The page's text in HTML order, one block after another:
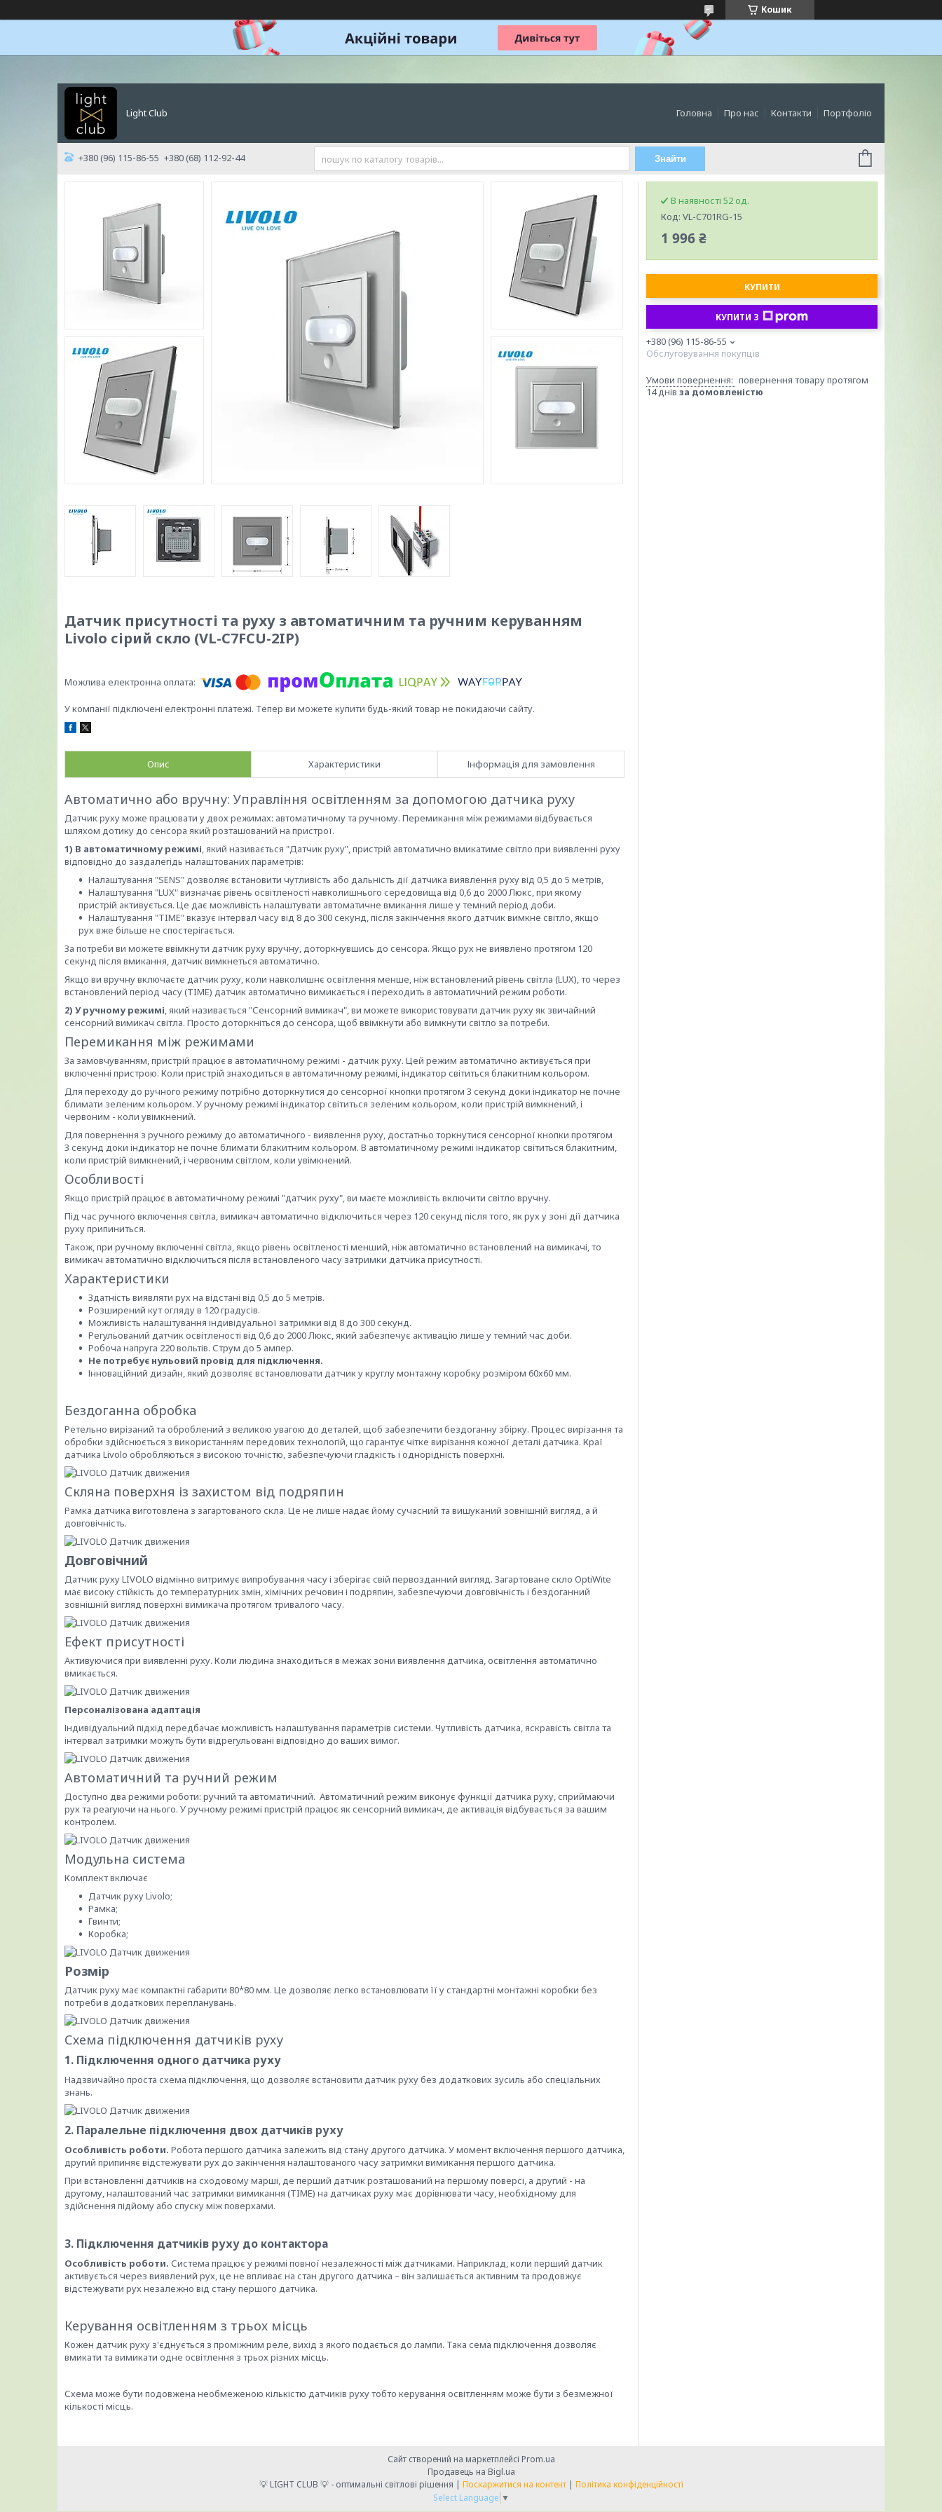
Кошик
Light Club Головна Про нас Контакти Портфоліо
+380 (96) 115-86-55 +380 (68) 112-92-44 Знайти
Датчик присутності та руху з автоматичним та ручним керуванням
Livolo сірий скло (VL-C7FCU-2IP)
У компанії підключені електронні платежі. Тепер ви можете купити будь-який товар не покидаючи сайту.
Опис Характеристики Інформація для замовлення
Автоматично або вручну: Управління освітленням за допомогою датчика руху
Датчик руху може працювати у двох режимах: автоматичному та ручному. Перемикання між режимами відбувається
шляхом дотику до сенсора який розташований на пристрої.
1) В автоматичному режимі, який називається "Датчик руху", пристрій автоматично вмикатиме світло при виявленні руху
відповідно до заздалегідь налаштованих параметрів:
Налаштування "SENS" дозволяє встановити чутливість або дальність дії датчика виявлення руху від 0,5 до 5 метрів,
Налаштування "LUX" визначає рівень освітленості навколишнього середовища від 0,6 до 2000 Люкс, при якому
пристрій активується. Це дає можливість налаштувати автоматичне вмикання лише у темний період доби.
Налаштування "TIME" вказує інтервал часу від 8 до 300 секунд, після закінчення якого датчик вимкне світло, якщо
рух вже більше не спостерігається.
За потреби ви можете ввімкнути датчик руху вручну, доторкнувшись до сенсора. Якщо рух не виявлено протягом 120
секунд після вмикання, датчик вимкнеться автоматично.
Якщо ви вручну включаєте датчик руху, коли навколишнє освітлення менше, ніж встановлений рівень світла (LUX), то через
встановлений період часу (TIME) датчик автоматично вимикається і переходить в автоматичний режим роботи.
2) У ручному режимі, який називається "Сенсорний вимикач", ви можете використовувати датчик руху як звичайний
сенсорний вимикач світла. Просто доторкніться до сенсора, щоб ввімкнути або вимкнути світло за потреби.
Перемикання між режимами
За замовчуванням, пристрій працює в автоматичному режимі - датчик руху. Цей режим автоматично активується при
включенні пристрою. Коли пристрій знаходиться в автоматичному режимі, індикатор світиться блакитним кольором.
Для переходу до ручного режиму потрібно доторкнутися до сенсорної кнопки протягом 3 секунд доки індикатор не почне
блимати зеленим кольором. У ручному режимі індикатор світиться зеленим кольором, коли пристрій вимкнений, і
червоним - коли увімкнений.
Для повернення з ручного режиму до автоматичного - виявлення руху, достатньо торкнутися сенсорної кнопки протягом
3 секунд доки індикатор не почне блимати блакитним кольором. В автоматичному режимі індикатор світиться блакитним,
коли пристрій вимкнений, і червоним світлом, коли увімкнений.
Особливості
Якщо пристрій працює в автоматичному режимі "датчик руху", ви маєте можливість включити світло вручну.
Під час ручного включення світла, вимикач автоматично відключиться через 120 секунд після того, як рух у зоні дії датчика
руху припиниться.
Також, при ручному включенні світла, якщо рівень освітленості менший, ніж автоматично встановлений на вимикачі, то
вимикач автоматично відключиться після встановленого часу затримки датчика присутності.
Характеристики
Здатність виявляти рух на відстані від 0,5 до 5 метрів.
Розширений кут огляду в 120 градусів.
Можливість налаштування індивідуальної затримки від 8 до 300 секунд.
Регульований датчик освітленості від 0,6 до 2000 Люкс, який забезпечує активацію лише у темний час доби.
Робоча напруга 220 вольтів. Струм до 5 ампер.
Не потребує нульовий провід для підключення.
Інноваційний дизайн, який дозволяє встановлювати датчик у круглу монтажну коробку розміром 60х60 мм.
Бездоганна обробка
Ретельно вирізаний та оброблений з великою увагою до деталей, щоб забезпечити бездоганну збірку. Процес вирізання та
обробки здійснюється з використанням передових технологій, що гарантує чітке вирізання кожної деталі датчика. Краї
датчика Livolo обробляються з високою точністю, забезпечуючи гладкість і однорідність поверхні.
Скляна поверхня із захистом від подряпин
Рамка датчика виготовлена з загартованого скла. Це не лише надає йому сучасний та вишуканий зовнішній вигляд, а й
довговічність.
Довговічний
Датчик руху LIVOLO відмінно витримує випробування часу і зберігає свій первозданний вигляд. Загартоване скло OptiWite
має високу стійкість до температурних змін, хімічних речовин і подряпин, забезпечуючи довговічність і бездоганний
зовнішній вигляд поверхні вимикача протягом тривалого часу.
Ефект присутності
Активуючися при виявленні руху. Коли людина знаходиться в межах зони виявлення датчика, освітлення автоматично
вмикається.
Персоналізована адаптація
Індивідуальний підхід передбачає можливість налаштування параметрів системи. Чутливість датчика, яскравість світла та
інтервал затримки можуть бути відрегульовані відповідно до ваших вимог.
Автоматичний та ручний режим
Доступно два режими роботи: ручний та автоматичний. Автоматичний режим виконує функції датчика руху, сприймаючи
рух та реагуючи на нього. У ручному режимі пристрій працює як сенсорний вимикач, де активація відбувається за вашим
контролем.
Модульна система
Комплект включає
Датчик руху Livolo;
Рамка;
Гвинти;
Коробка;
Розмір
Датчик руху має компактні габарити 80*80 мм. Це дозволяє легко встановлювати її у стандартні монтажні коробки без
потреби в додаткових перепланувань.
Схема підключення датчиків руху
1. Підключення одного датчика руху
Надзвичайно проста схема підключення, що дозволяє встановити датчик руху без додаткових зусиль або спеціальних
знань.
2. Паралельне підключення двох датчиків руху
Особливість роботи. Робота першого датчика залежить від стану другого датчика. У момент включення першого датчика,
другий припиняє відстежувати рух до закінчення налаштованого часу затримки вимикання першого датчика.
При встановленні датчиків на сходовому марші, де перший датчик розташований на першому поверсі, а другий - на
другому, налаштований час затримки вимикання (TIME) на датчиках руху має дорівнювати часу, необхідному для
здійснення підйому або спуску між поверхами.
3. Підключення датчиків руху до контактора
Особливість роботи. Система працює у режимі повної незалежності між датчиками. Наприклад, коли перший датчик
активується через виявлений рух, це не впливає на стан другого датчика – він залишається активним та продовжує
відстежувати рух незалежно від стану першого датчика.
Керування освітленням з трьох місць
Кожен датчик руху з'єднується з проміжним реле, вихід з якого подається до лампи. Така сема підключення дозволяє
вмикати та вимикати одне освітлення з трьох різних місць.
Схема може бути подовжена необмеженою кількістю датчиків руху тобто керування освітленням може бути з безмежної
кількості місць.
В наявності 52 од.
Код: VL-C701RG-15
1 996 ₴
КУПИТИ
КУПИТИ З
+380 (96) 115-86-55
Обслуговування покупців
повернення товару протягом
14 днів за домовленістю
Сайт створений на маркетплейсі Prom.ua
Продавець на Bigl.ua
💡 LIGHT CLUB 💡 - оптимальні світлові рішення | Поскаржитися на контент | Політика конфіденційності
Select Language ▼